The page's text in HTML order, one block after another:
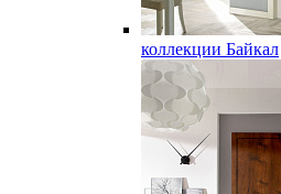
коллекции Байкал